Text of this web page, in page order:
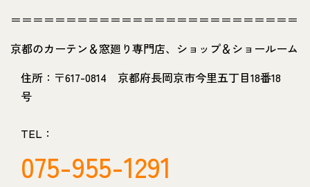
＝＝＝＝＝＝＝＝＝＝＝＝＝＝＝＝＝＝＝＝＝＝＝＝＝＝
京都のカーテン＆窓廻り専門店、ショップ＆ショールーム
住所：〒617-0814 京都府長岡京市今里五丁目18番18
号
TEL：
075-955-1291